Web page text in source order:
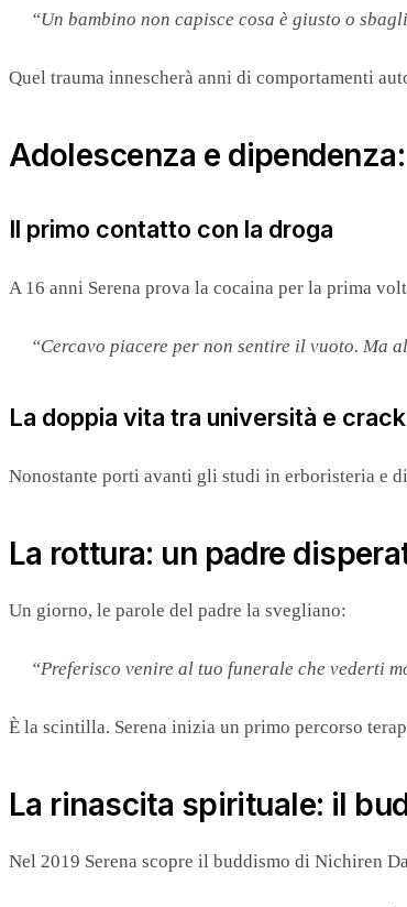
“Un bambino non capisce cosa è giusto o
Quel trauma innescherà anni di comportamenti
Adolescenza e
Il primo contatto con la droga
A 16 anni Serena prova la cocaina per la prima
“Cercavo piacere per non sentire il vuoto. Ma
La doppia vita tra università e crack
Nonostante porti avanti gli studi in erboristeria e
La rottura: un padre
Un giorno, le parole del padre la svegliano:
“Preferisco venire al tuo funerale che vederti
È la scintilla. Serena inizia un primo percorso
La rinascita spirituale: il
Nel 2019 Serena scopre il buddismo di Nichiren